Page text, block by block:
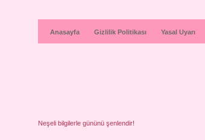
Anasayfa Gizlilik Politikası Yasal Uyarı
Neşeli bilgilerle gününü şenlendir!